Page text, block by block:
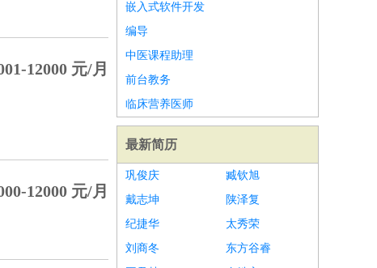
12000 元/月
12000 元/月
嵌入式软件开发
编导
中医课程助理
前台教务
临床营养医师
最新简历
巩俊庆
臧钦旭
戴志坤
陕泽复
纪捷华
太秀荣
刘商冬
东方谷睿